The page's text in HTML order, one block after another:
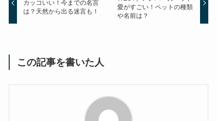
カッコいい！今までの名言
は？天然から出る迷言も！
愛がすごい！ペットの種類
や名前は？
この記事を書いた人